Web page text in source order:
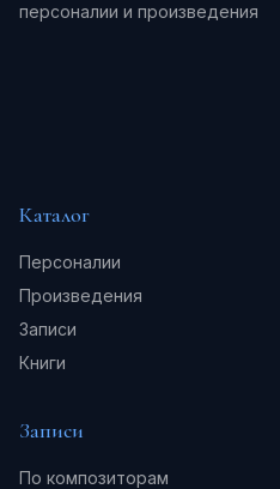
персоналии и произведения
Каталог
Персоналии
Произведения
Записи
Книги
Записи
По композиторам